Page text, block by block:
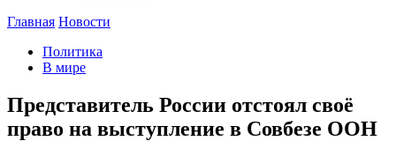
Главная Новости
Политика
В мире
Представитель России отстоял своё
право на выступление в Совбезе ООН